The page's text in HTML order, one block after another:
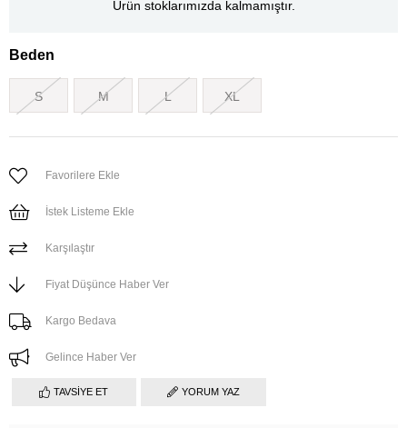
Ürün stoklarımızda kalmamıştır.
Beden
S M L XL
Favorilere Ekle
İstek Listeme Ekle
Karşılaştır
Fiyat Düşünce Haber Ver
Kargo Bedava
Gelince Haber Ver
TAVSIYE ET YORUM YAZ